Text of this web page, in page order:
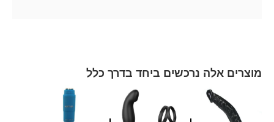
מוצרים אלה נרכשים ביחד בדרך כלל